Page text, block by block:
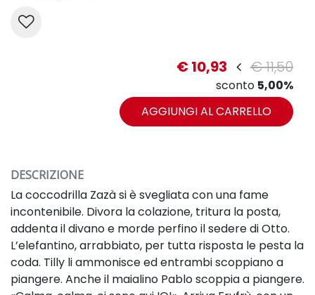
€ 10,93 € 11,50
sconto 5,00%
AGGIUNGI AL CARRELLO
DESCRIZIONE
La coccodrilla Zazà si è svegliata con una fame
incontenibile. Divora la colazione, tritura la posta,
addenta il divano e morde perfino il sedere di Otto.
L’elefantino, arrabbiato, per tutta risposta le pesta la
coda. Tilly li ammonisce ed entrambi scoppiano a
piangere. Anche il maialino Pablo scoppia a piangere.